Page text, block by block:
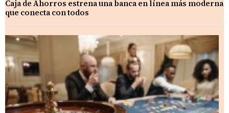
Caja de Ahorros estrena una banca en línea más moderna
que conecta con todos